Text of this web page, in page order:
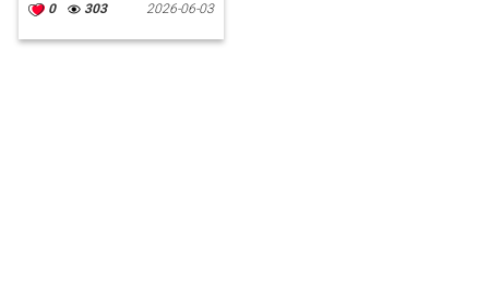
0 303 2026-06-03